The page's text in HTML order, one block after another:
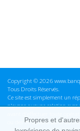
Copyright © 2026
Tous Droits Réservés.
Ce site est simplement un
n'avons aucune relation
avant d'effectuer toute
ou des omissions dans les
Propres et